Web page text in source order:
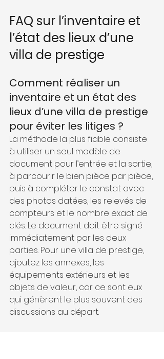
FAQ sur l’inventaire et
l’état des lieux d’une
villa de prestige
Comment réaliser un
inventaire et un état des
lieux d’une villa de prestige
pour éviter les litiges ?
La méthode la plus fiable consiste
à utiliser un seul modèle de
document pour l’entrée et la sortie,
à parcourir le bien pièce par pièce,
puis à compléter le constat avec
des photos datées, les relevés de
compteurs et le nombre exact de
clés. Le document doit être signé
immédiatement par les deux
parties. Pour une villa de prestige,
ajoutez les annexes, les
équipements extérieurs et les
objets de valeur, car ce sont eux
qui génèrent le plus souvent des
discussions au départ.